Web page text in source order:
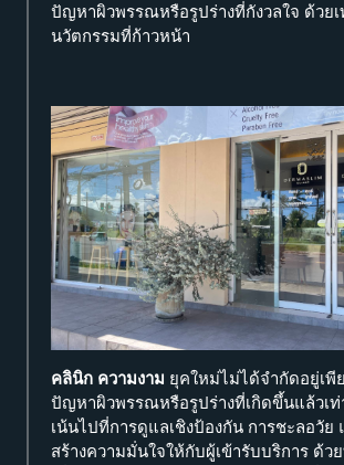
ปัญหาผิวพรรณหรือรูปร่างที่กังวลใจ ด้วย
นวัตกรรมที่ก้าวหน้า
คลินิก ความงาม ยุคใหม่ไม่ได้จำกัดอยู่เพี
ปัญหาผิวพรรณหรือรูปร่างที่เกิดขึ้นแล้วเ
เน้นไปที่การดูแลเชิงป้องกัน การชะลอวัย
สร้างความมั่นใจให้กับผู้เข้ารับบริการ ด้ว